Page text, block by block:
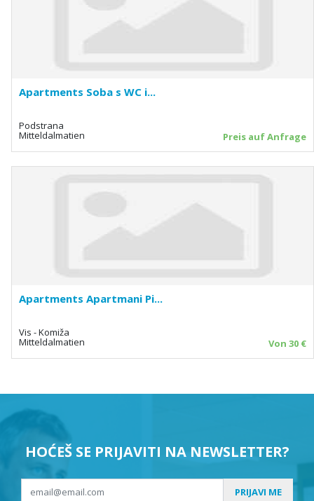
Apartments Soba s WC i...
Podstrana
Mitteldalmatien Preis auf Anfrage
Apartments Apartmani Pi...
Vis - Komiža
Mitteldalmatien Von 30 €
HOĆEŠ SE PRIJAVITI NA NEWSLETTER?
PRIJAVI ME